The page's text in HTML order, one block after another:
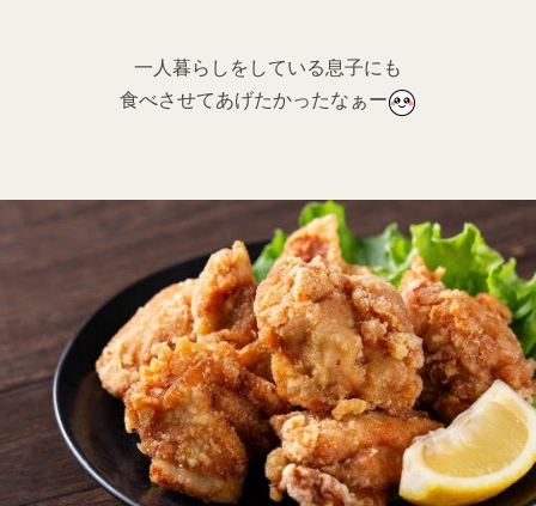
一人暮らしをしている息子にも
食べさせてあげたかったなぁー